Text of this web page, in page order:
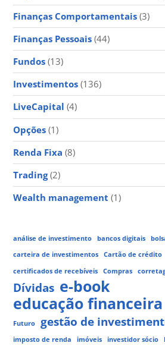
Finanças Comportamentais (3)
Finanças Pessoais (44)
Fundos (13)
Investimentos (136)
LiveCapital (4)
Opções (1)
Renda Fixa (8)
Trading(2)
Wealth management (1)
análise de investimento bancos digitais
carteira de investimentos
Cartão de crédito
certificados de recebíveis
Compras
Dívidas e-book
educação financeira
Futuro gestão de
imposto de renda imóveis investidor sócio